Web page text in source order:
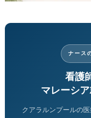
ナース
看護
マレーシ
クアラルンプールの